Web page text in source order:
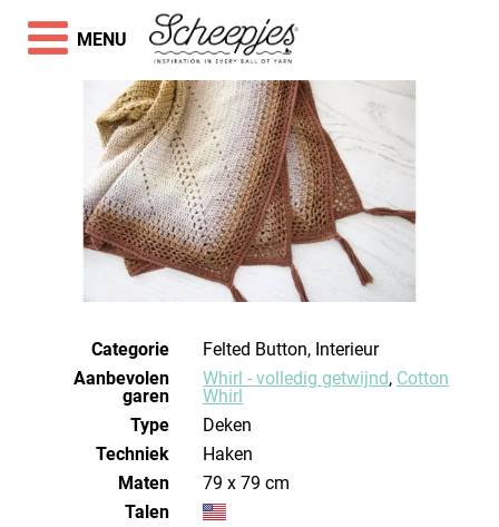
Categorie
Felted Button, Interieur
Aanbevolen
garen
Whirl - volledig getwijnd, Cotton
Whirl
Type
Deken
Techniek
haken
Maten
79 x 79 cm
Talen
MENU